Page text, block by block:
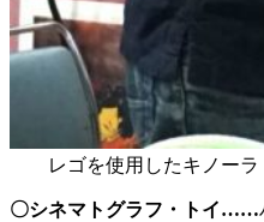
レゴを使用したキノー
〇シネマトグラフ・トイ……